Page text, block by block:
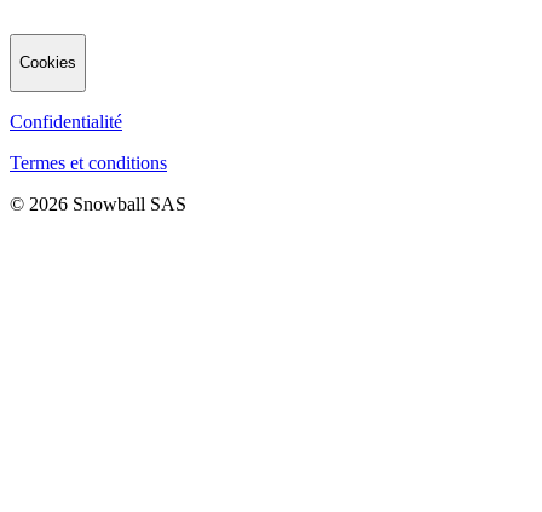
Cookies
Confidentialité
Termes et conditions
© 2026 Snowball SAS